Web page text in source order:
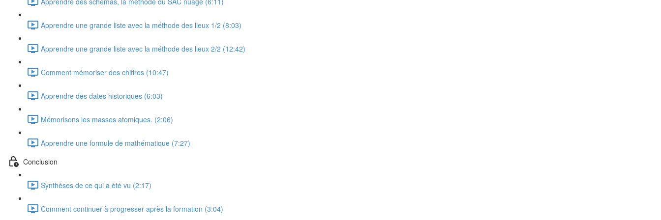
Apprendre une grande liste avec la méthode des lieux 1/2 (8:03)
Apprendre une grande liste avec la méthode des lieux 2/2 (12:42)
Comment mémoriser des chiffres (10:47)
Apprendre des dates historiques (6:03)
Mémorisons les masses atomiques. (2:06)
Apprendre une formule de mathématique (7:27)
Conclusion
Synthèses de ce qui a été vu (2:17)
Comment continuer à progresser après la formation (3:04)